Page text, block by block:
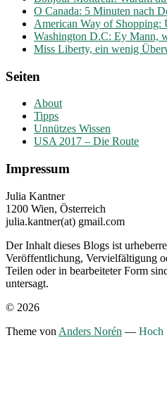
O Canada: 5 Minuten nach
American Way of Shopping:
Washington D.C: Ey Mann,
Miss Liberty, ein wenig
Seiten
About
Tipps
Unnützes Wissen
USA 2017 – Die Route
Impressum
Julia Kantner
1200 Wien, Österreich
julia.kantner(at) gmail.com
Der Inhalt dieses Blogs ist
Veröffentlichung, Vervielfältigung
Teilen oder in bearbeiteter Form
untersagt.
© 2026
Theme von Anders Norén — Hoch